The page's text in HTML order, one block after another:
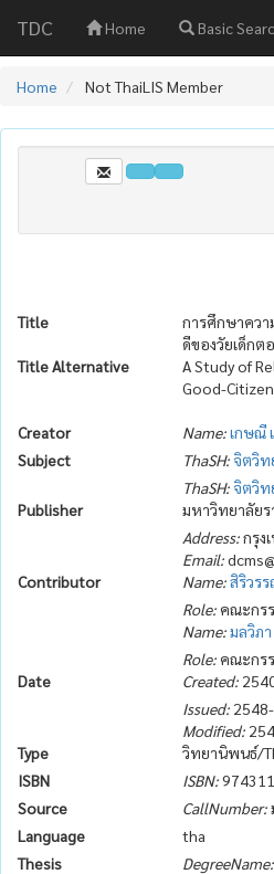
TDC Home Basic
Home Not ThaiLIS Member
Title
การศึกษาคว
ดีของวัยเด็กต
Title Alternative
A Study of
Good-
Creator Name:เกษณี
Subject
ThaSH: จิตวิท
ThaSH: จิตวิ
Publisher
มหาวิทยาลัย
Address:กรุง
Email:
Contributor
Name:สิริวร
Role: คณะกร
Name:มลวิภ
Role: คณะกร
Date
Created:
Issued:
Modified:
Type
วิทยานิพนธ์/
ISBN
ISBN:
Source
CallNumber:
Language
tha
Thesis
DegreeName: